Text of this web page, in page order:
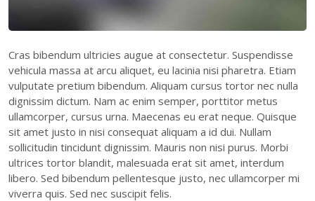
Cras bibendum ultricies augue at consectetur. Suspendisse
vehicula massa at arcu aliquet, eu lacinia nisi pharetra. Etiam
vulputate pretium bibendum. Aliquam cursus tortor nec nulla
dignissim dictum. Nam ac enim semper, porttitor metus
ullamcorper, cursus urna. Maecenas eu erat neque. Quisque
sit amet justo in nisi consequat aliquam a id dui. Nullam
sollicitudin tincidunt dignissim. Mauris non nisi purus. Morbi
ultrices tortor blandit, malesuada erat sit amet, interdum
libero. Sed bibendum pellentesque justo, nec ullamcorper mi
viverra quis. Sed nec suscipit felis.